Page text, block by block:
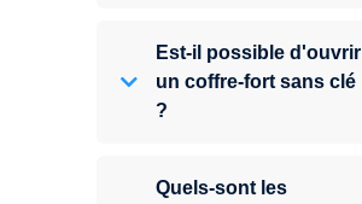
Est-il possible d'ouvrir
un coffre-fort sans clé
?
Quels-sont les